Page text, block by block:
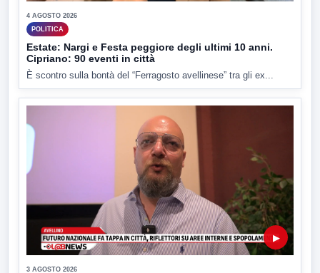
4 AGOSTO 2026
POLITICA
Estate: Nargi e Festa peggiore degli ultimi 10 anni.
Cipriano: 90 eventi in città
È scontro sulla bontà del “Ferragosto avellinese” tra gli ex...
▶
3 AGOSTO 2026